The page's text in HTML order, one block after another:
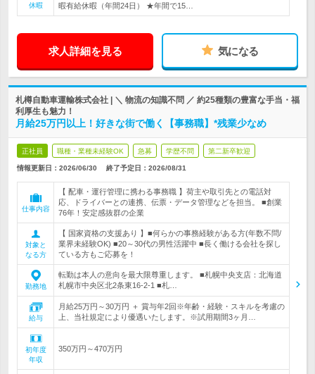
休暇
暇有給休暇（年間24日） ★年間で15…
求人詳細を見る 気になる
札樽自動車運輸株式会社 | ＼ 物流の知識不問 ／ 約25種類の豊富な手当・福
利厚生も魅力！
月給25万円以上！好きな街で働く【事務職】*残業少なめ
正社員 職種・業種未経験OK 急募 学歴不問 第二新卒歓迎
情報更新日：2026/06/30 終了予定日： 2026/08/31
仕事内容
【 配車・運行管理に携わる事務職 】荷主や取引先との電話対
応、ドライバーとの連携、伝票・データ管理などを担当。 ■創業
76年！安定感抜群の企業
対象と
なる方
【 国家資格の支援あり 】■何らかの事務経験がある方(年数不問/
業界未経験OK) ■20～30代の男性活躍中 ■長く働ける会社を探し
ている方もご応募を！
勤務地
転勤は本人の意向を最大限尊重します。 ■札幌中央支店：北海道
札幌市中央区北2条東16-2-1 ■札…
給与
月給25万円～30万円 ＋ 賞与年2回※年齢・経験・スキルを考慮の
上、当社規定により優遇いたします。※試用期間3ヶ月…
初年度
年収
350万円～470万円